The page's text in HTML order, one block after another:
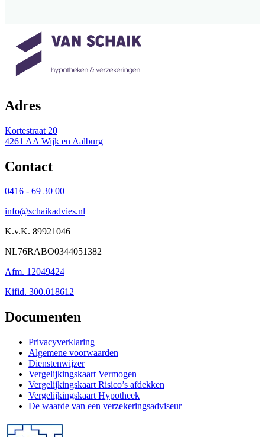
Adres
Kortestraat 20
4261 AA Wijk en Aalburg
Contact
0416 - 69 30 00
info@schaikadvies.nl
K.v.K. 89921046
NL76RABO0344051382
Afm. 12049424
Kifid. 300.018612
Documenten
Privacyverklaring
Algemene voorwaarden
Dienstenwijzer
Vergelijkingskaart Vermogen
Vergelijkingskaart Risico’s afdekken
Vergelijkingskaart Hypotheek
De waarde van een verzekeringsadviseur